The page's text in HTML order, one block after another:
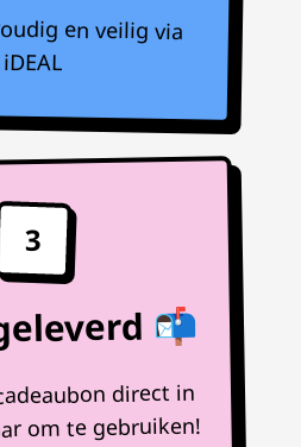
en veilig via
iDEAL
3
📬
direct in
om te gebruiken!